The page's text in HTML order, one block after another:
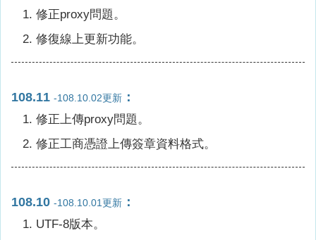
修正proxy問題。
修復線上更新功能。
108.11 -108.10.02更新 ：
修正上傳proxy問題。
修正工商憑證上傳簽章資料格式。
108.10 -108.10.01更新 ：
UTF-8版本。